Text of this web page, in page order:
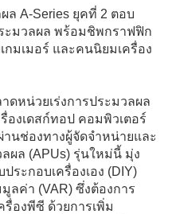
ล A-Series ยุคที่ 2 ตอบ
ะมวลผล พร้อมชิพกราฟฟิก
กมเมอร์ และคนนิยมเครื่อง
ดหน่วยเร่งการประมวลผล
องเดสก์ทอป คอมพิวเตอร์
านช่องทางผู้จัดจำหน่ายและ
ผล (APUs) รุ่นใหม่นี้ มุ่ง
ระกอบเครื่องเอง (DIY)
ลค่า (VAR) ซึ่งต้องการ
รื่องพีซี ด้วยการเพิ่ม